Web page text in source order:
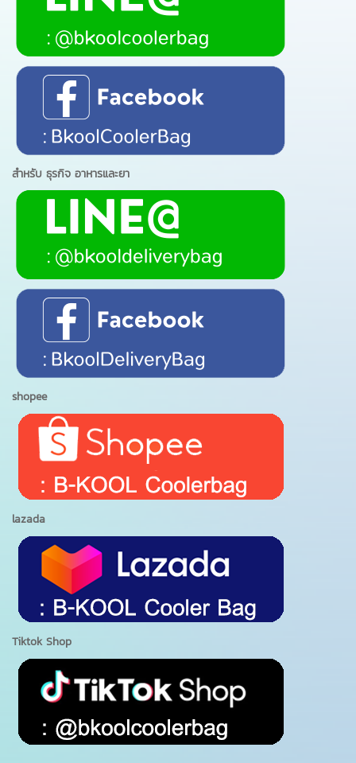
สำหรับ ธุรกิจ อาหารและยา
shopee
lazada
Tiktok Shop